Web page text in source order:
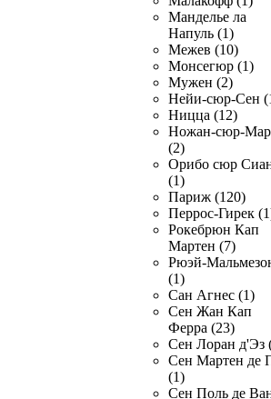
Манделье ла
Напуль (1)
Межев (10)
Монсегюр (1)
Мужен (2)
Нейи-сюр-Сен
Ницца (12)
Ножан-сюр-
(2)
Орибо сюр
(1)
Париж (120)
Перрос-Гирек
Рокебрюн Кап
Мартен (7)
Рюэй-
(1)
Сан Агнес (1)
Сен Жан Кап
Ферра (23)
Сен Лоран д'Эз
Сен Мартен де
(1)
Сен Поль де